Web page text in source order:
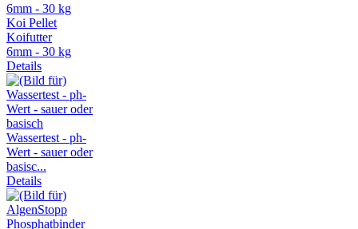
Koi Pellet
Koifutter
6mm - 30 kg
Details
Wassertest - ph-
Wert - sauer oder
basisc...
Details